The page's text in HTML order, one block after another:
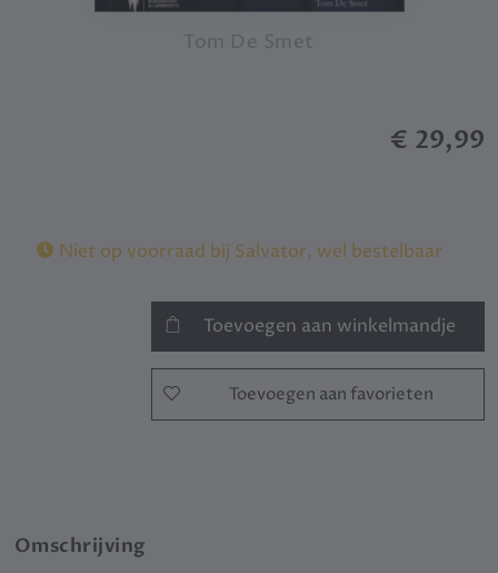
Tom De Smet
€ 29,99
Niet op voorraad bij Salvator, wel bestelbaar
Toevoegen aan winkelmandje
Toevoegen aan favorieten
Omschrijving